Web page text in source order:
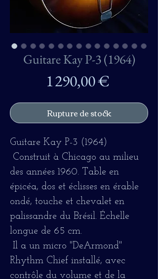
Guitare Kay P-3 (1964)
1 290,00 €
Rupture de stock
Guitare Kay P-3 (1964)
Construit à Chicago au milieu
des années 1960. Table en
épicéa, dos et éclisses en érable
ondé, touche et chevalet en
palissandre du Brésil. Échelle
longue de 65 cm.
Il a un micro "DeArmond"
Rhythm Chief installé, avec
contrôle du volume et de la